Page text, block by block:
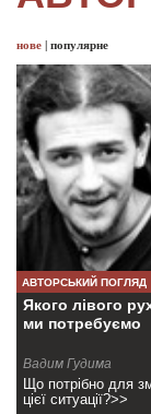
нове | популярне
АВТОРСЬКИЙ ПОГЛЯД
Якого лівого
ми потребуємо
Вадим Гудима
Що потрібно для
цієї ситуації?>>